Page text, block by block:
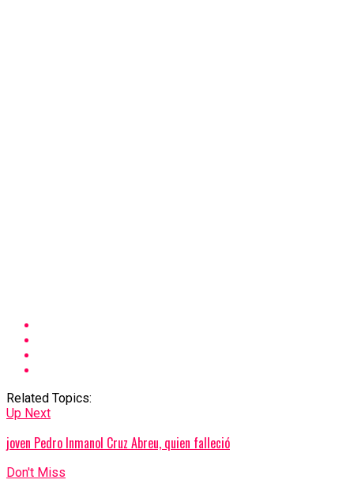
Related Topics:
Up Next
joven Pedro Inmanol Cruz Abreu, quien falleció
Don't Miss